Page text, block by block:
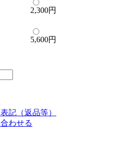
2,300円
5,600円
記（返品等）
わせる